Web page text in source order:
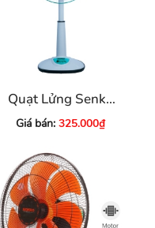
Quạt Lửng Senko
L1638
Giá bán: 325.000₫